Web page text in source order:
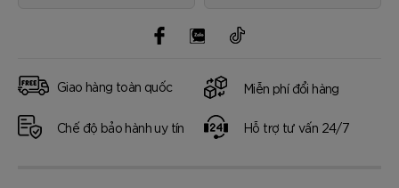
Giao hàng toàn quốc Miễn phí đổi hàng
Chế độ bảo hành uy tín Hỗ trợ tư vấn 24/7